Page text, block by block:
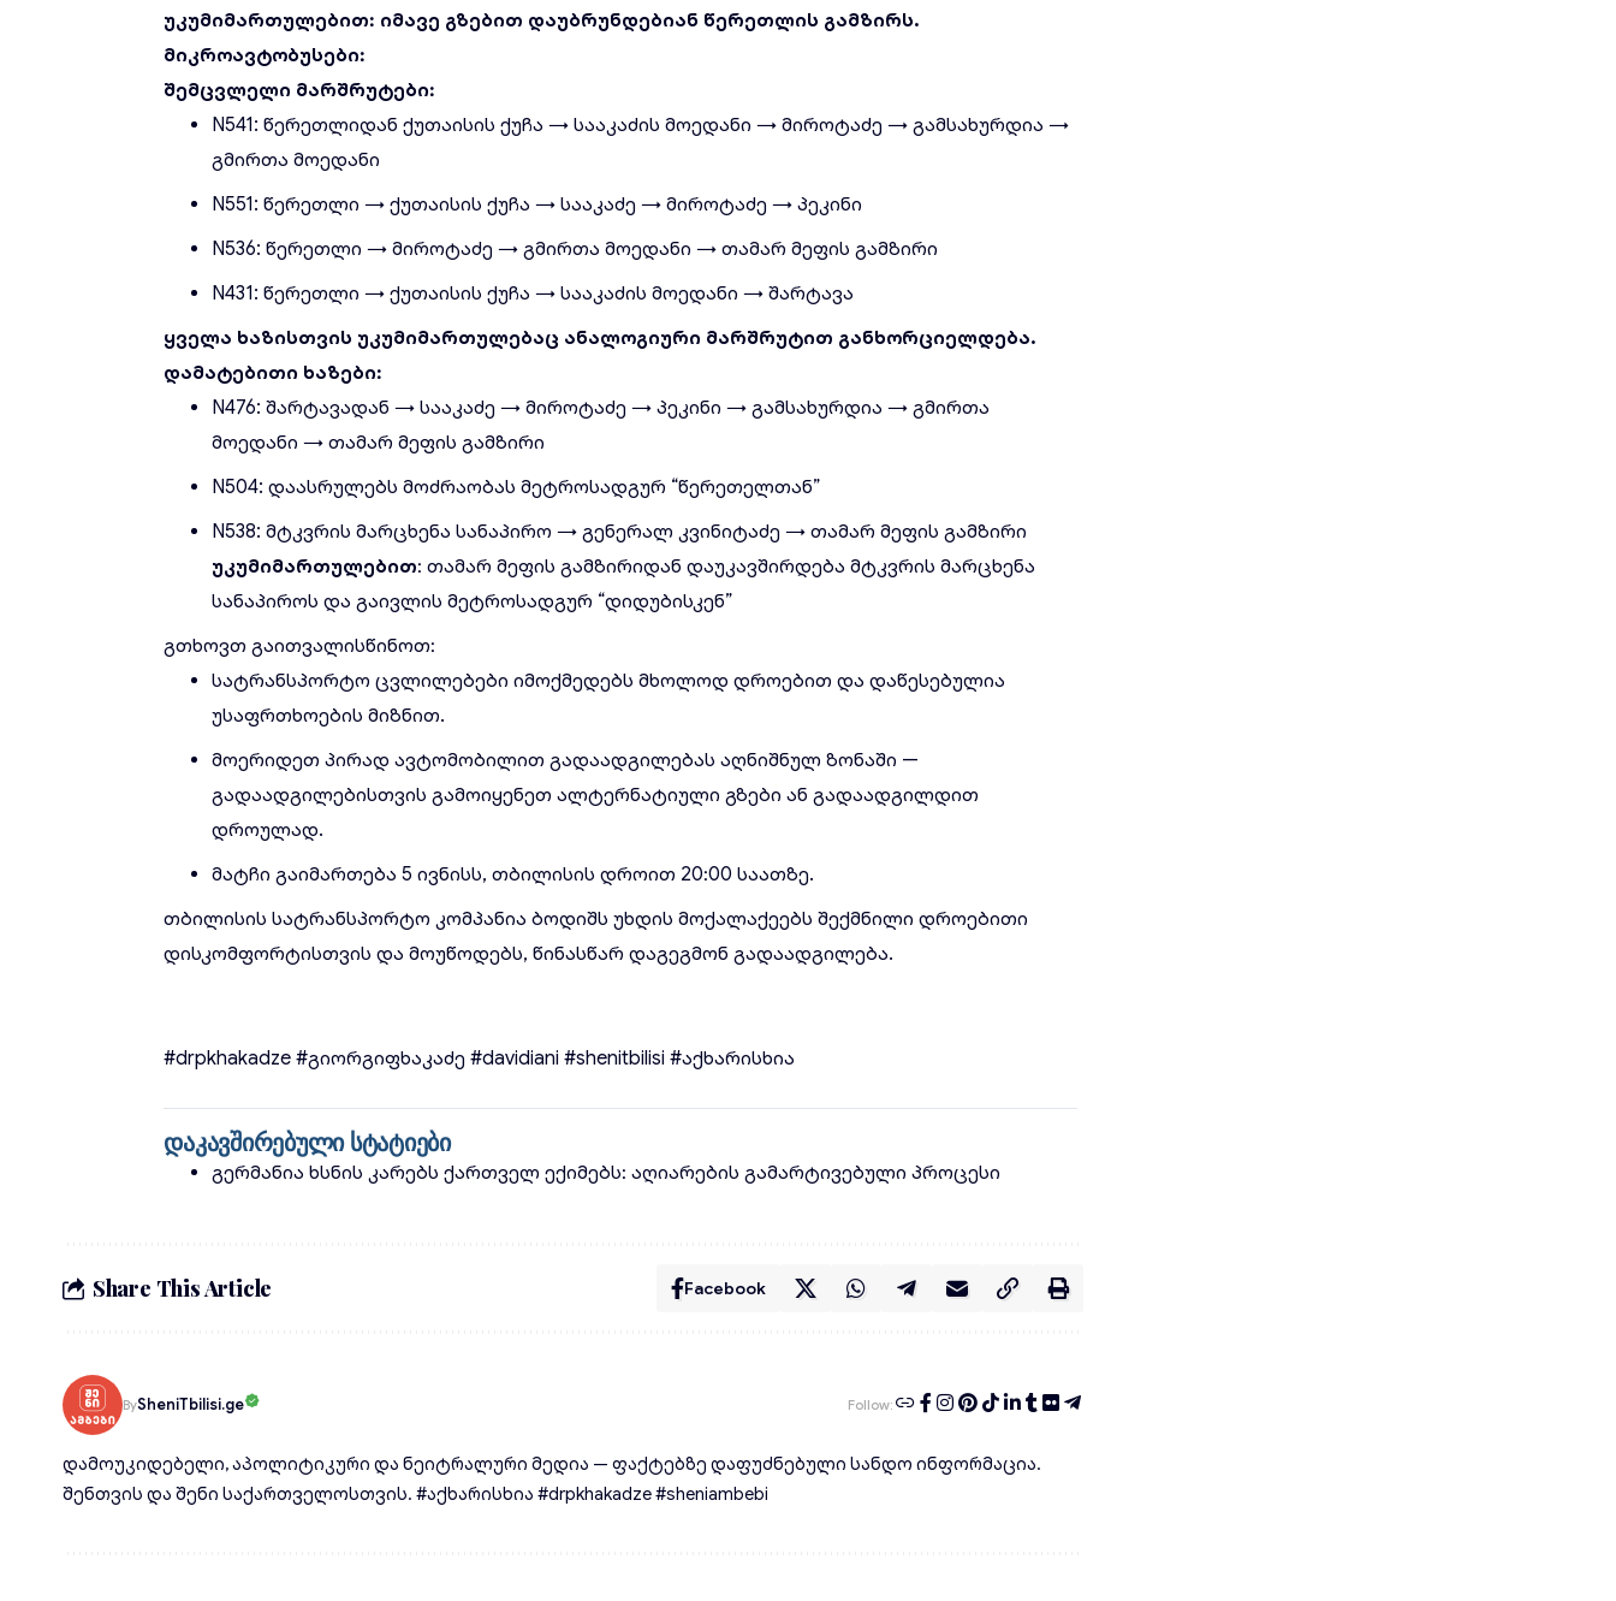
უკუმიმართულებით: იმავე გზებით დაუბრუნდებიან წერეთლის გამზირს.
მიკროავტობუსები:
შემცვლელი მარშრუტები:
N541: წერეთლიდან ქუთაისის ქუჩა → სააკაძის მოედანი → მიროტაძე → გამსახურდია →
გმირთა მოედანი
N551: წერეთლი → ქუთაისის ქუჩა → სააკაძე → მიროტაძე → პეკინი
N536: წერეთლი → მიროტაძე → გმირთა მოედანი → თამარ მეფის გამზირი
N431: წერეთლი → ქუთაისის ქუჩა → სააკაძის მოედანი → შარტავა
ყველა ხაზისთვის უკუმიმართულებაც ანალოგიური მარშრუტით განხორციელდება.
დამატებითი ხაზები:
N476: შარტავადან → სააკაძე → მიროტაძე → პეკინი → გამსახურდია → გმირთა
მოედანი → თამარ მეფის გამზირი
N504: დაასრულებს მოძრაობას მეტროსადგურ “წერეთელთან”
N538: მტკვრის მარცხენა სანაპირო → გენერალ კვინიტაძე → თამარ მეფის გამზირი
უკუმიმართულებით: თამარ მეფის გამზირიდან დაუკავშირდება მტკვრის მარცხენა
სანაპიროს და გაივლის მეტროსადგურ “დიდუბისკენ”
გთხოვთ გაითვალისწინოთ:
სატრანსპორტო ცვლილებები იმოქმედებს მხოლოდ დროებით და დაწესებულია
უსაფრთხოების მიზნით.
მოერიდეთ პირად ავტომობილით გადაადგილებას აღნიშნულ ზონაში —
გადაადგილებისთვის გამოიყენეთ ალტერნატიული გზები ან გადაადგილდით
დროულად.
მატჩი გაიმართება 5 ივნისს, თბილისის დროით 20:00 საათზე.
თბილისის სატრანსპორტო კომპანია ბოდიშს უხდის მოქალაქეებს შექმნილი დროებითი
დისკომფორტისთვის და მოუწოდებს, წინასწარ დაგეგმონ გადაადგილება.
#drpkhakadze #გიორგიფხაკაძე #davidiani #shenitbilisi #აქხარისხია
დაკავშირებული სტატიები
გერმანია ხსნის კარებს ქართველ ექიმებს: აღიარების გამარტივებული პროცესი
Share This Article Facebook
BySheniTbilisi.ge Follow:
დამოუკიდებელი, აპოლიტიკური და ნეიტრალური მედია — ფაქტებზე დაფუძნებული სანდო ინფორმაცია.
შენთვის და შენი საქართველოსთვის. #აქხარისხია #drpkhakadze #sheniambebi